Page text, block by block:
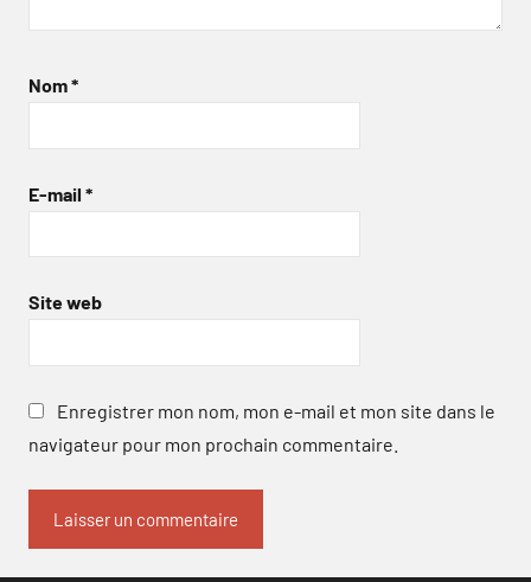
Nom*
E-mail *
Site web
Enregistrer mon nom, mon e-mail et mon site dans le
navigateur pour mon prochain commentaire.